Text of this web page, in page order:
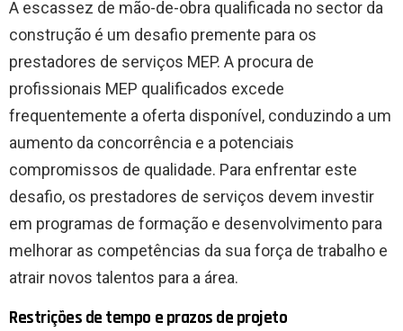
A escassez de mão-de-obra qualificada no sector da
construção é um desafio premente para os
prestadores de serviços MEP. A procura de
profissionais MEP qualificados excede
frequentemente a oferta disponível, conduzindo a um
aumento da concorrência e a potenciais
compromissos de qualidade. Para enfrentar este
desafio, os prestadores de serviços devem investir
em programas de formação e desenvolvimento para
melhorar as competências da sua força de trabalho e
atrair novos talentos para a área.
Restrições de tempo e prazos de projeto